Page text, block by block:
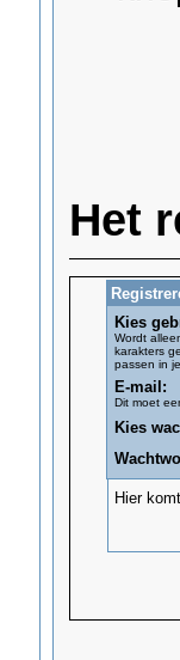
Het
Kies
Wordt
karakters
passen in
E-mail:
Dit moet
Kies
Hier